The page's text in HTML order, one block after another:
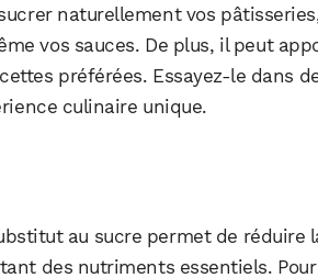
naturellement vos
vos sauces. De plus, il peut
préférées. Essayez-le dans
culinaire unique.
au sucre permet de réduire
des nutriments essentiels.